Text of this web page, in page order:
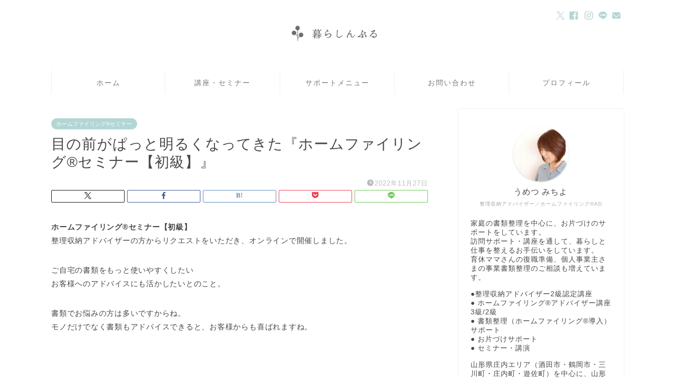
ホーム 講座・セミナー サポートメニュー お問い合わせ プロフィール
ホームファイリング®セミナー
目の前がぱっと明るくなってきた『ホームファイリン
グ®セミナー【初級】』
2022年11月27日
ホームファイリング®セミナー【初級】
整理収納アドバイザーの方からリクエストをいただき、オンラインで開催しました。
ご自宅の書類をもっと使いやすくしたい
お客様へのアドバイスにも活かしたいとのこと。
書類でお悩みの方は多いですからね。
モノだけでなく書類もアドバイスできると、お客様からも喜ばれますね。
整理収納アドバイザー／ホームファイリング®AD
うめつ みちよ
家庭の書類整理を中心に、お片づけのサ
ポートをしています。
訪問サポート・講座を通して、暮らしと
仕事を整えるお手伝いをしています。
育休ママさんの復職準備、個人事業主さ
まの事業書類整理のご相談も増えていま
す。
●整理収納アドバイザー2級認定講座
● ホームファイリング®アドバイザー講座
3級/2級
● 書類整理（ホームファイリング®導入）
サポート
● お片づけサポート
● セミナー・講演
山形県庄内エリア（酒田市・鶴岡市・三
川町・庄内町・遊佐町）を中心に、山形